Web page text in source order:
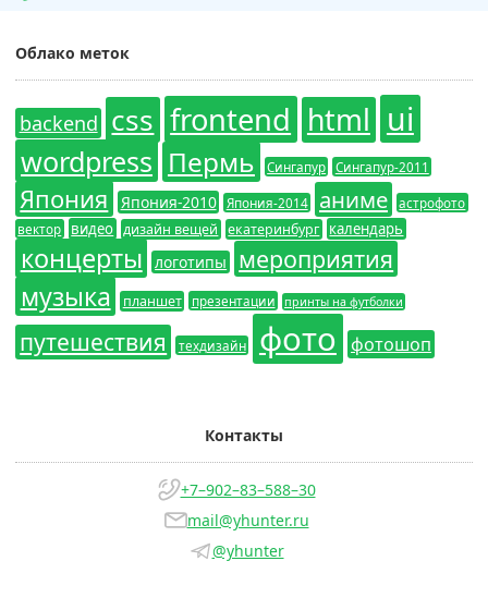
Облако меток
backend css frontend html ui
wordpress Пермь Сингапур Сингапур-2011
Япония Япония-2010 Япония-2014 аниме
астрофото
вектор
видео дизайн вещей екатеринбург календарь
концерты логотипы мероприятия
музыка планшет презентации принты на футболки
путешествия техдизайн фото фотошоп
Контакты
+7–902–83–588–30
mail@yhunter.ru
@yhunter